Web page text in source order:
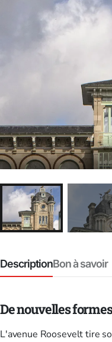
DescriptionBon à savoir
De nouvelles
L'avenue Roosevelt tire